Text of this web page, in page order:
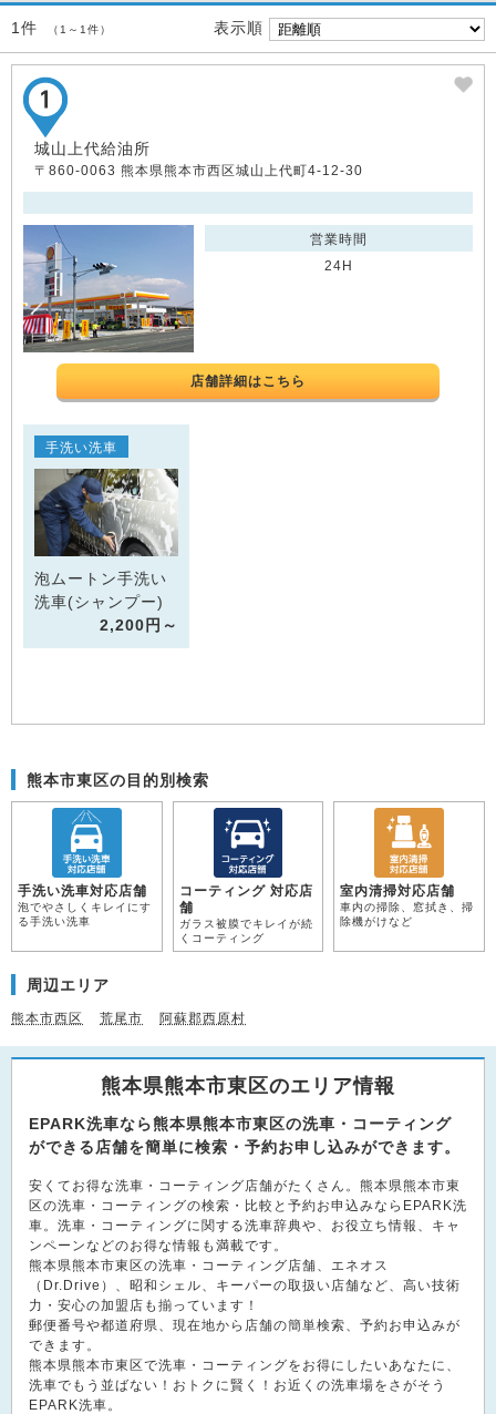
1件 （1～1件） 表示順
城山上代給油所
〒860-0063 熊本県熊本市西区城山上代町4-12-30
営業時間
24H
店舗詳細はこちら
手洗い洗車
泡ムートン手洗い
洗車(シャンプー)
2,200円～
熊本市東区の目的別検索
手洗い洗車対応店舗
泡でやさしくキレイにす
る手洗い洗車
コーティング 対応店
舗
ガラス被膜でキレイが続
くコーティング
室内清掃対応店舗
車内の掃除、窓拭き、掃
除機がけなど
周辺エリア
熊本市西区 荒尾市 阿蘇郡西原村
熊本県熊本市東区のエリア情報
EPARK洗車なら熊本県熊本市東区の洗車・コーティング
ができる店舗を簡単に検索・予約お申し込みができます。
安くてお得な洗車・コーティング店舗がたくさん。熊本県熊本市東
区の洗車・コーティングの検索・比較と予約お申込みならEPARK洗
車。洗車・コーティングに関する洗車辞典や、お役立ち情報、キャ
ンペーンなどのお得な情報も満載です。
熊本県熊本市東区の洗車・コーティング店舗、エネオス
（Dr.Drive）、昭和シェル、キーパーの取扱い店舗など、高い技術
力・安心の加盟店も揃っています！
郵便番号や都道府県、現在地から店舗の簡単検索、予約お申込みが
できます。
熊本県熊本市東区で洗車・コーティングをお得にしたいあなたに、
洗車でもう並ばない！おトクに賢く！お近くの洗車場をさがそう
EPARK洗車。